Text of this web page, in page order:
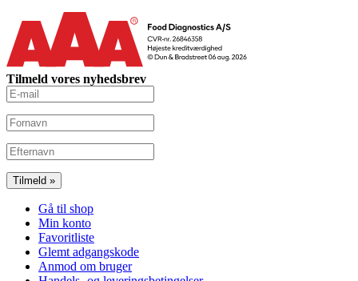
Tilmeld vores nyhedsbrev
Gå til shop
Min konto
Favoritliste
Glemt adgangskode
Anmod om bruger